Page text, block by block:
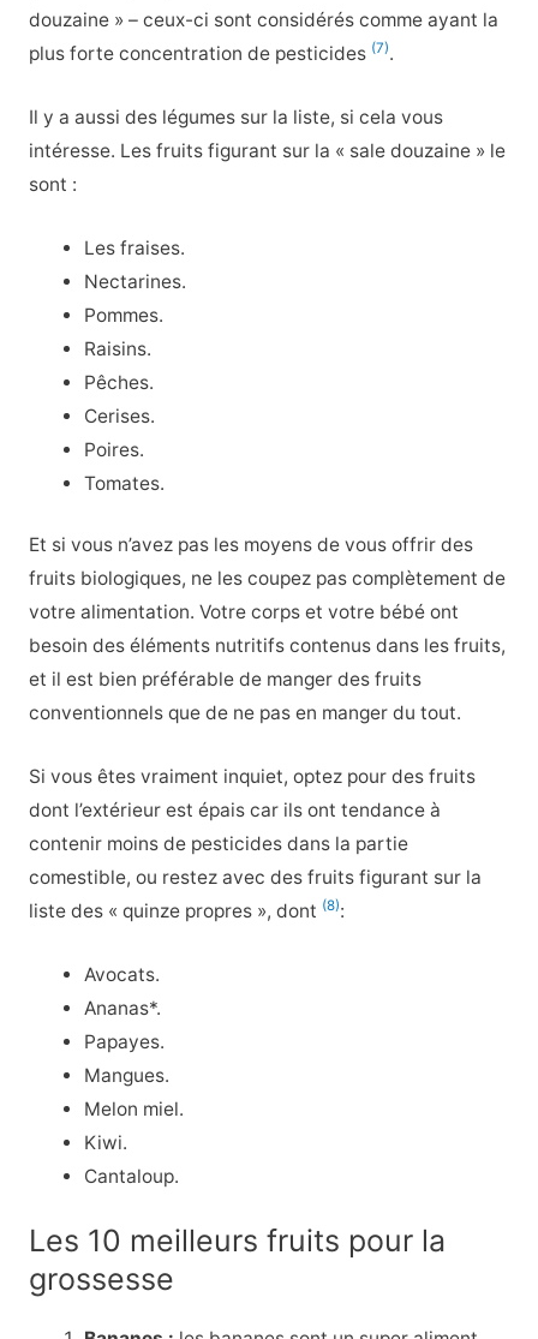
douzaine » – ceux-ci sont considérés comme ayant la
plus forte concentration de pesticides (7).
Il y a aussi des légumes sur la liste, si cela vous
intéresse. Les fruits figurant sur la « sale douzaine » le
sont :
Les fraises.
Nectarines.
Pommes.
Raisins.
Pêches.
Cerises.
Poires.
Tomates.
Et si vous n’avez pas les moyens de vous offrir des
fruits biologiques, ne les coupez pas complètement de
votre alimentation. Votre corps et votre bébé ont
besoin des éléments nutritifs contenus dans les fruits,
et il est bien préférable de manger des fruits
conventionnels que de ne pas en manger du tout.
Si vous êtes vraiment inquiet, optez pour des fruits
dont l’extérieur est épais car ils ont tendance à
contenir moins de pesticides dans la partie
comestible, ou restez avec des fruits figurant sur la
liste des « quinze propres », dont (8):
Avocats.
Ananas*.
Papayes.
Mangues.
Melon miel.
Kiwi.
Cantaloup.
Les 10 meilleurs fruits pour la
grossesse